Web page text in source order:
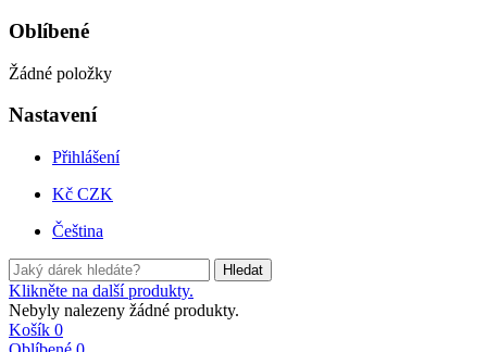
Oblíbené
Žádné položky
Nastavení
Přihlášení
Kč CZK
Čeština
Hledat
Klikněte na další produkty.
Nebyly nalezeny žádné produkty.
Košík 0